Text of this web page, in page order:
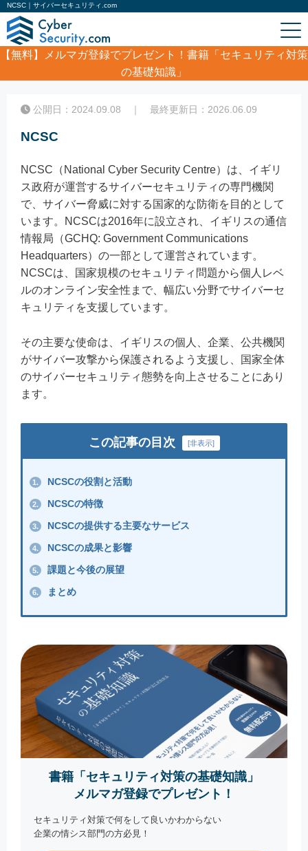
NCSC｜サイバーセキュリティ.com
【無料】
メルマガ登録でプレゼント！書籍「セキュリティ対策
の基礎知識」
NCSC
公開日：2024.09.08 ｜ 最終更新日：2026.06.09
NCSC
NCSC（National Cyber Security Centre）は、イギリ
ス政府が運営するサイバーセキュリティの専門機関
で、サイバー脅威に対する国家的な防衛を目的として
います。NCSCは2016年に設立され、イギリスの通信
情報局（GCHQ: Government Communications
Headquarters）の一部として運営されています。
NCSCは、国家規模のセキュリティ問題から個人レベ
ルのオンライン安全性まで、幅広い分野でサイバーセ
キュリティを支援しています。
その主要な使命は、イギリスの個人、企業、公共機関
がサイバー攻撃から保護されるよう支援し、国家全体
のサイバーセキュリティ態勢を向上させることにあり
ます。
この記事の目次 [非表示]
1. NCSCの役割と活動
2. NCSCの特徴
3. NCSCの提供する主要なサービス
4. NCSCの成果と影響
5. 課題と今後の展望
6. まとめ
書籍「セキュリティ対策の基礎知識」
メルマガ登録でプレゼント！
セキュリティ対策で何をして良いかわからない
企業の情シス部門の方必見！